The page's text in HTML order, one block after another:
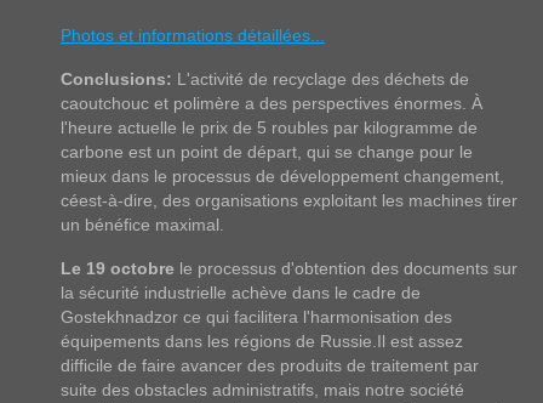
Photos et informations détaillées...
Conclusions: L'activité de recyclage des déchets de
caoutchouc et polimère a des perspectives énormes. À
l'heure actuelle le prix de 5 roubles par kilogramme de
carbone est un point de départ, qui se change pour le
mieux dans le processus de développement changement,
céest-à-dire, des organisations exploitant les machines tirer
un bénéfice maximal.
Le 19 octobre le processus d'obtention des documents sur
la sécurité industrielle achève dans le cadre de
Gostekhnadzor ce qui facilitera l'harmonisation des
équipements dans les régions de Russie.Il est assez
difficile de faire avancer des produits de traitement par
suite des obstacles administratifs, mais notre société